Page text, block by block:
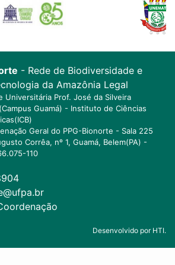
- Rede de Biodiversidade e
da Amazônia Legal
Universitária Prof. José da Silveira
Guamá) - Instituto de Ciências
Geral do PPG-Bionorte - Sala 225
Corrêa, nº 1, Guamá, Belem(PA) -
110
Desenvolvido por HTI.